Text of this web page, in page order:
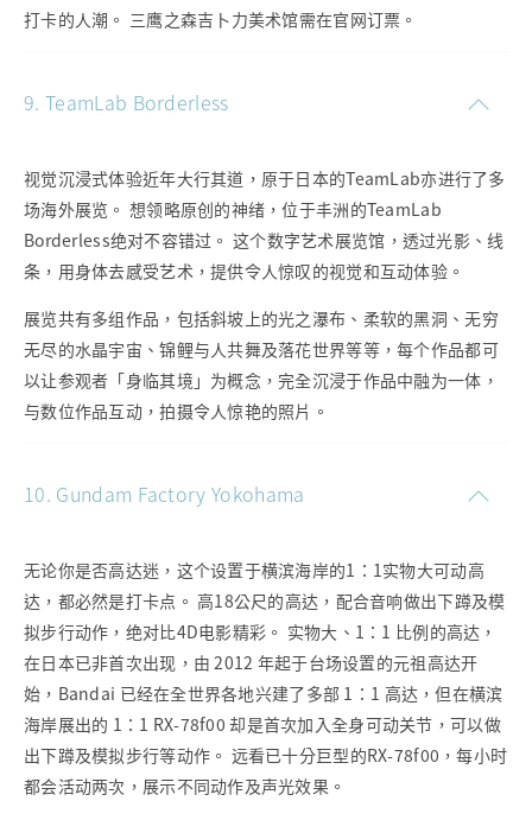
打卡的人潮。 三鹰之森吉卜力美术馆需在官网订票。
9. TeamLab Borderless
视觉沉浸式体验近年大行其道，原于日本的TeamLab亦进行了多
场海外展览。 想领略原创的神绪，位于丰洲的TeamLab
Borderless绝对不容错过。 这个数字艺术展览馆，透过光影、线
条，用身体去感受艺术，提供令人惊叹的视觉和互动体验。
展览共有多组作品，包括斜坡上的光之瀑布、柔软的黑洞、无穷
无尽的水晶宇宙、锦鲤与人共舞及落花世界等等，每个作品都可
以让参观者「身临其境」为概念，完全沉浸于作品中融为一体，
与数位作品互动，拍摄令人惊艳的照片。
10. Gundam Factory Yokohama
无论你是否高达迷，这个设置于横滨海岸的1：1实物大可动高
达，都必然是打卡点。 高18公尺的高达，配合音响做出下蹲及模
拟步行动作，绝对比4D电影精彩。 实物大、1：1 比例的高达，
在日本已非首次出现，由 2012 年起于台场设置的元祖高达开
始，Bandai 已经在全世界各地兴建了多部 1：1 高达，但在横滨
海岸展出的 1：1 RX-78f00 却是首次加入全身可动关节，可以做
出下蹲及模拟步行等动作。 远看已十分巨型的RX-78f00，每小时
都会活动两次，展示不同动作及声光效果。